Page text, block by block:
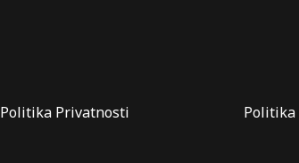
Politika Privatnosti Politika